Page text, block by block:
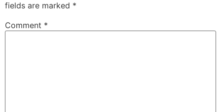
fields are marked *
Comment *